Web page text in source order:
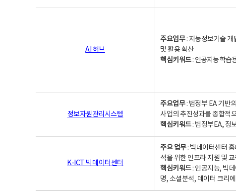
AI 허브
주요업무: 지능정보기술 개
및 활용 확산
핵심키워드: 인공지능 학습
정보자원관리시스템
주요업무: 범정부 EA 기반
사업의 추진성과를 종합적
핵심키워드: 범정부EA, 정
K-ICT 빅데이터센터
주요 업무: 빅데이터센터
석을 위한 인프라 지원 및
핵심키워드: 인공지능, 빅
명, 소셜분석, 데이터 크리